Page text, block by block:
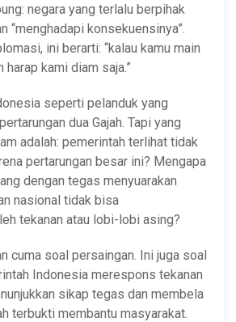
negara yang terlalu berpihak
“menghadapi konsekuensinya”.
ini berarti: “kalau kamu main
harap kami diam saja.”
seperti pelanduk yang
dua Gajah. Tapi yang
adalah: pemerintah terlihat tidak
pertarungan besar ini? Mengapa
dengan tegas menyuarakan
nasional tidak bisa
tekanan atau lobi-lobi asing?
cuma soal persaingan. Ini juga soal
Indonesia merespons tekanan
sikap tegas dan membela
terbukti membantu masyarakat.